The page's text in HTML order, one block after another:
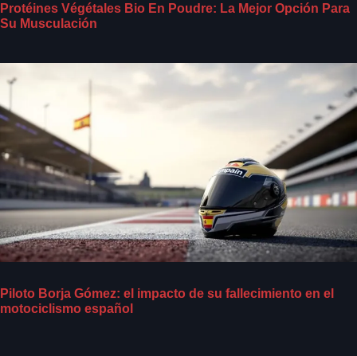
Protéines Végétales Bio En Poudre: La Mejor Opción Para
Su Musculación
Piloto Borja Gómez: el impacto de su fallecimiento en el
motociclismo español